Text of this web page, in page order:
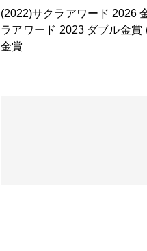
(2022)サクラアワード 2026
ラアワード 2023 ダブル金
金賞